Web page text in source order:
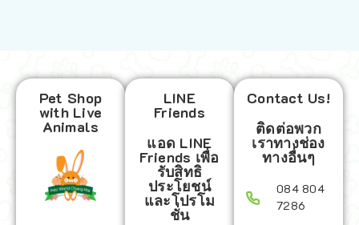
Pet Shop
with Live
Animals
LINE
Friends
แอด LINE
Friends เพื่อ
รับสิทธิ
ประโยชน์
และโปรโม
ชั่น
Contact Us!
ติดต่อพวก
เราทางช่อง
ทางอื่นๆ
084 804
7286